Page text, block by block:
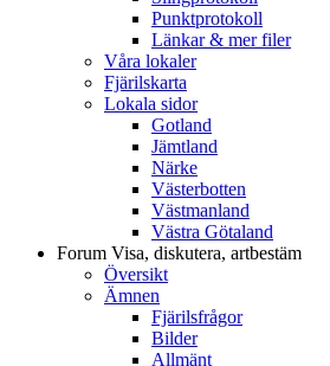
Punktprotokoll
Länkar & mer filer
Våra lokaler
Fjärilskarta
Lokala sidor
Gotland
Jämtland
Närke
Västerbotten
Västmanland
Västra Götaland
Forum Visa, diskutera, artbestäm
Översikt
Ämnen
Fjärilsfrågor
Bilder
Allmänt